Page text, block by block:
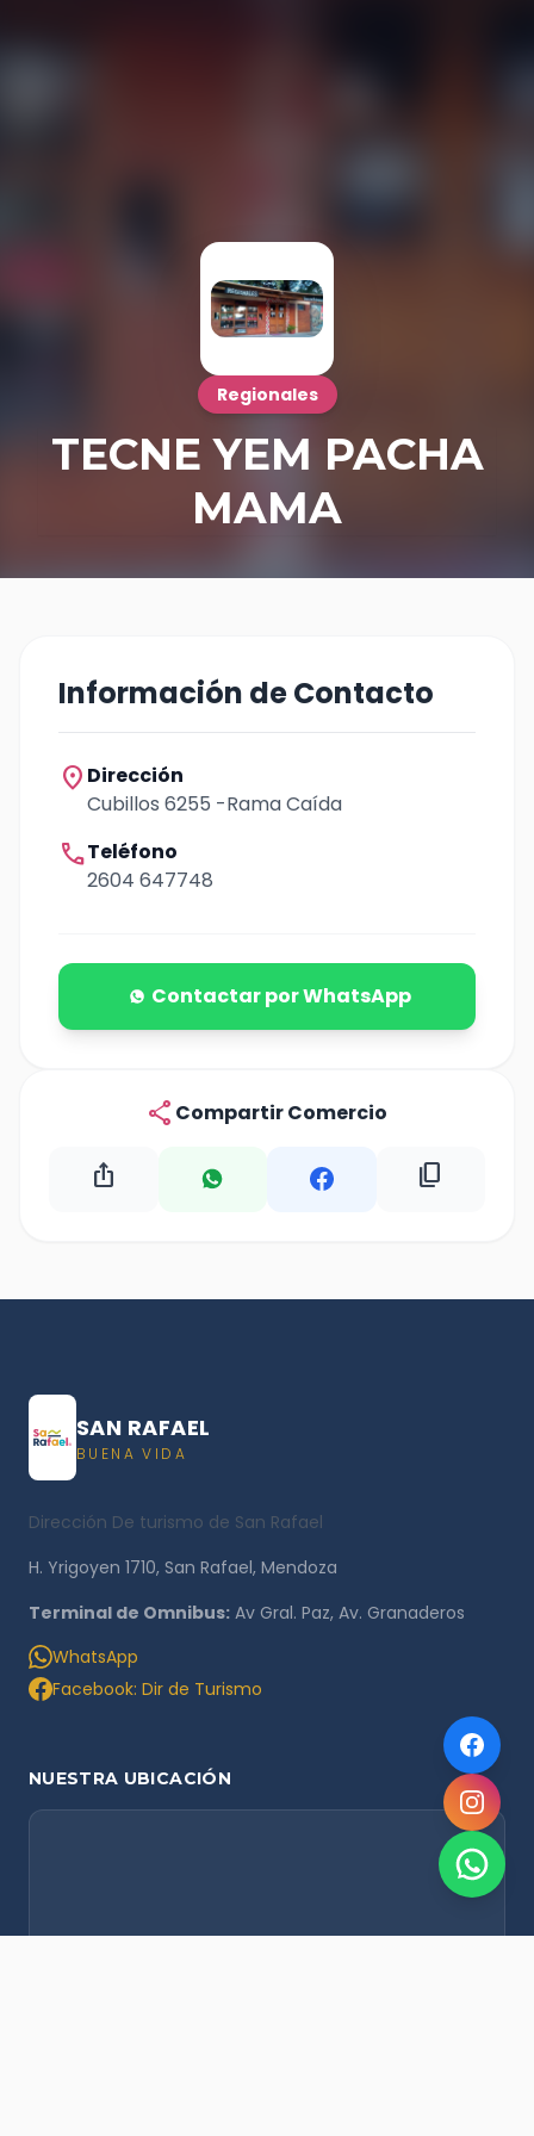
Regionales
TECNE YEM PACHA
MAMA
Información de Contacto
location_on Dirección
Cubillos 6255 -Rama Caída
callTeléfono
2604 647748
Contactar por WhatsApp
share Compartir Comercio
ios_share content_copy
SAN RAFAEL
BUENA VIDA
Dirección De turismo de San Rafael
H. Yrigoyen 1710, San Rafael, Mendoza
Terminal de Omnibus: Av Gral. Paz, Av. Granaderos
WhatsApp
Facebook: Dir de Turismo
NUESTRA UBICACIÓN